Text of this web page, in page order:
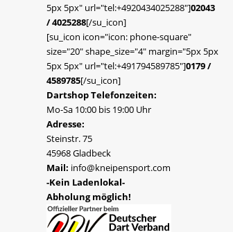
5px 5px" url="tel:+4920434025288"]02043
/ 4025288[/su_icon]
[su_icon icon="icon: phone-square"
size="20" shape_size="4" margin="5px 5px
5px 5px" url="tel:+491794589785"]0179 /
4589785[/su_icon]
Dartshop Telefonzeiten:
Mo-Sa 10:00 bis 19:00 Uhr
Adresse:
Steinstr. 75
45968 Gladbeck
Mail: info@kneipensport.com
-Kein Ladenlokal-
Abholung möglich!